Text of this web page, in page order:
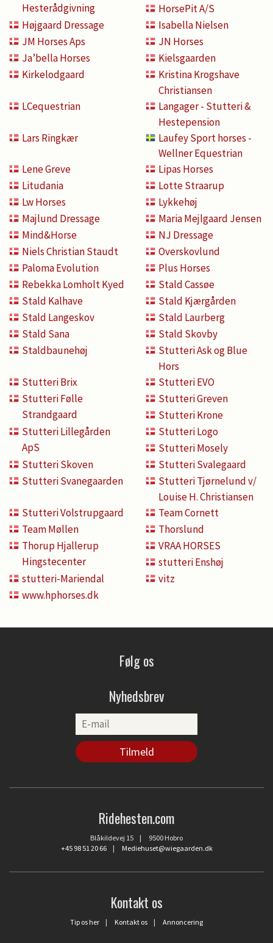
Hesterådgivning
HorsePit A/S
Højgaard Dressage
Isabella Nielsen
JM Horses Aps
JN Horses
Ja’bella Horses
Kielsgaarden
Kirkelodgaard
Kristina Krogshave
Christiansen
LCequestrian
Langager - Stutteri &
Hestepension
Lars Ringkær
Laufey Sport horses -
Wellner Equestrian
Lene Greve
Lipas Horses
Litudania
Lotte Straarup
Lw Horses
Lykkehøj
Majlund Dressage
Maria Mejlgaard Jensen
Mind&Horse
NJ Dressage
Niels Christian Staudt
Overskovlund
Paloma Evolution
Plus Horses
Rebekka Lomholt Kyed
Stald Cassøe
Stald Kalhave
Stald Kjærgården
Stald Langeskov
Stald Laurberg
Stald Sana
Stald Skovby
Staldbaunehøj
Stutteri Ask og Blue
Hors
Stutteri Brix
Stutteri EVO
Stutteri Følle
Strandgaard
Stutteri Greven
Stutteri Krone
Stutteri Lillegården
ApS
Stutteri Logo
Stutteri Mosely
Stutteri Skoven
Stutteri Svalegaard
Stutteri Svanegaarden
Stutteri Tjørnelund v/
Louise H. Christiansen
Stutteri Volstrupgaard
Team Cornett
Team Møllen
Thorslund
Thorup Hjallerup
Hingstecenter
VRAA HORSES
stutteri Enshøj
stutteri-Mariendal
vitz
www.hphorses.dk
Følg os
Nyhedsbrev
Ridehesten.com
Blåkildevej 15 | 9500 Hobro
+45 98 51 20 66| Mediehuset@wiegaarden.dk
Kontakt os
Tip os her | Kontakt os | Annoncering